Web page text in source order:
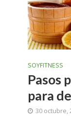
SOYFITNESS
Pasos
para
30 octubre,